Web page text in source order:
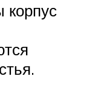
корпус